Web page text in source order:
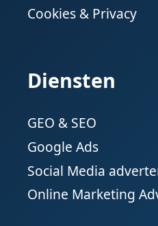
Cookies & Privacy
Diensten
GEO & SEO
Google Ads
Social Media
Online Marketing